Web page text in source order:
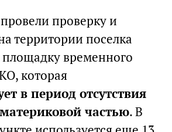
проверку и
территории поселка
площадку временного
которая
в период отсутствия
частью. В